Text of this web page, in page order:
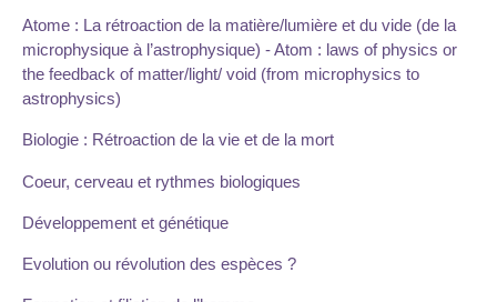
Atome : La rétroaction de la matière/lumière et du vide (de la
microphysique à l’astrophysique) - Atom : laws of physics or
the feedback of matter/light/ void (from microphysics to
astrophysics)
Biologie : Rétroaction de la vie et de la mort
Coeur, cerveau et rythmes biologiques
Développement et génétique
Evolution ou révolution des espèces ?